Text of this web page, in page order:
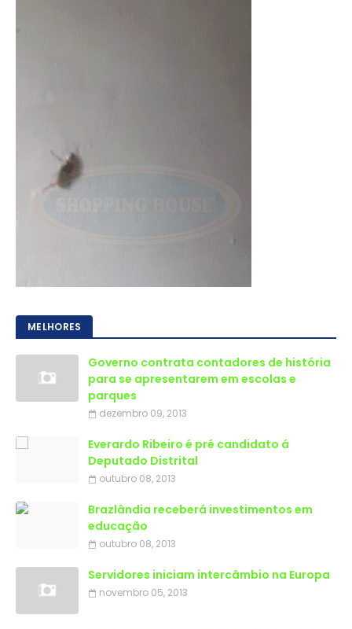
MELHORES
Governo contrata contadores de história
para se apresentarem em escolas e
parques
dezembro 09, 2013
Everardo Ribeiro é pré candidato á
Deputado Distrital
outubro 08, 2013
Brazlândia receberá investimentos em
educação
outubro 08, 2013
Servidores iniciam intercâmbio na Europa
novembro 05, 2013